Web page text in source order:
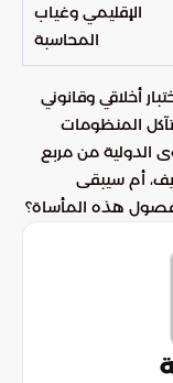
الإقليمي وغياب
المحاسبة
أخلاقي وقانوني
المنظومات
الدولية من مربع
أم سيبقى
هذه المأساة؟